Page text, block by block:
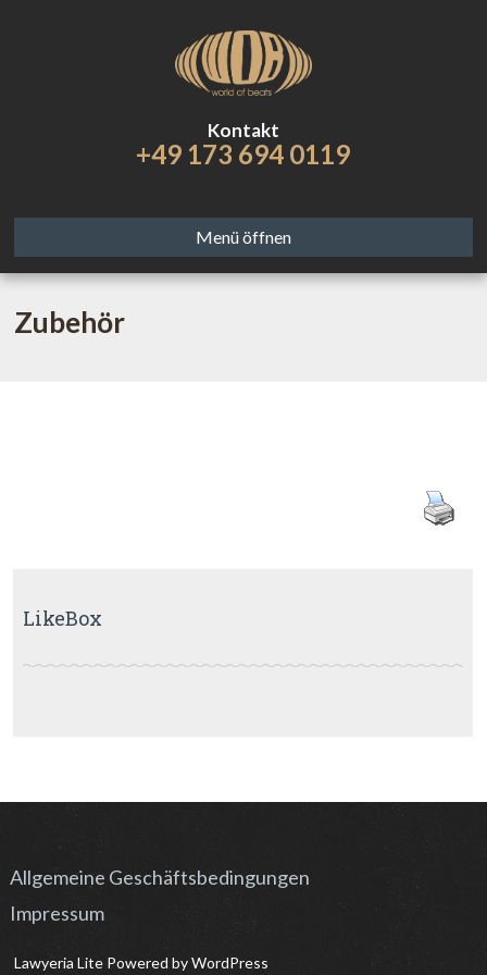
Kontakt
+49 173 694 0119
Menü öffnen
Zubehör
LikeBox
Allgemeine Geschäftsbedingungen
Impressum
Lawyeria Lite Powered byWordPress